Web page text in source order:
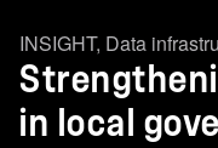
INSIGHT, Data
in local